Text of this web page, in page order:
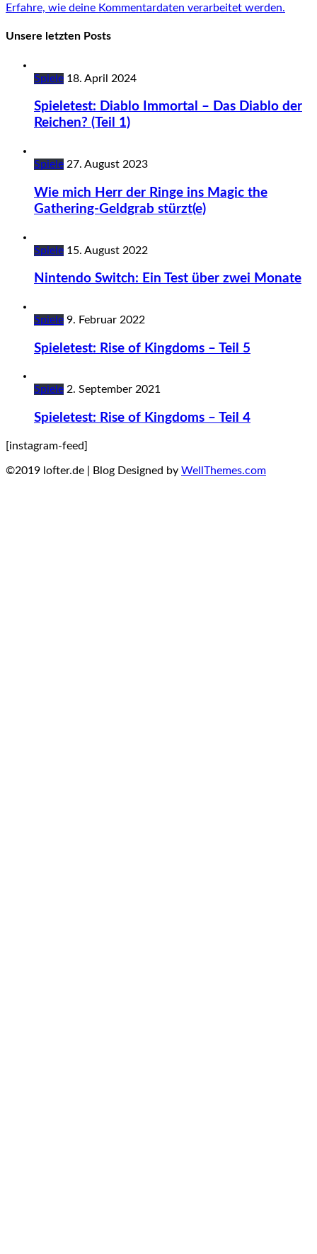
Erfahre, wie deine Kommentardaten verarbeitet werden.
Unsere letzten Posts
Spiele 18. April 2024
Spieletest: Diablo Immortal – Das Diablo der
Reichen? (Teil 1)
Spiele 27. August 2023
Wie mich Herr der Ringe ins Magic the
Gathering-Geldgrab stürzt(e)
Spiele 15. August 2022
Nintendo Switch: Ein Test über zwei Monate
Spiele 9. Februar 2022
Spieletest: Rise of Kingdoms – Teil 5
Spiele 2. September 2021
Spieletest: Rise of Kingdoms – Teil 4
[instagram-feed]
©2019 lofter.de | Blog Designed by WellThemes.com